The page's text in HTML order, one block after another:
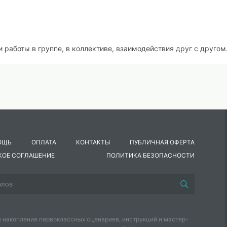
в группе, в коллективе, взаимодействия друг с
самовыражения детей.
труда.
для всех конкурсов.
ОПЛАТА КОНТАКТЫ
ПУБЛИЧНАЯ ОФЕРТА
СОГЛАШЕНИЕ
ПОЛИТИКА БЕЗОПАСНОСТИ
первоклассных сценариев, инструкций и мастер-